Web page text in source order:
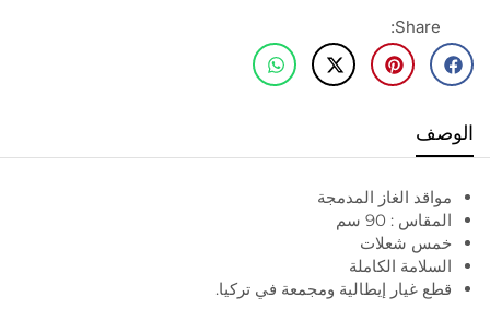
Share:
الوصف
مواقد الغاز المدمجة
المقاس : 90 سم
خمس شعلات
السلامة الكاملة
قطع غيار إيطالية ومجمعة في تركيا.